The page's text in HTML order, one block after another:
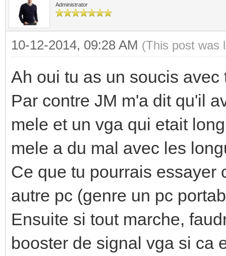
Administrator
10-12-2014, 09:28 AM (This post was
Ah oui tu as un soucis avec
Par contre JM m'a dit qu'il
mele et un vga qui etait
mele a du mal avec les
Ce que tu pourrais essayer
autre pc (genre un pc
Ensuite si tout marche,
booster de signal vga si ca